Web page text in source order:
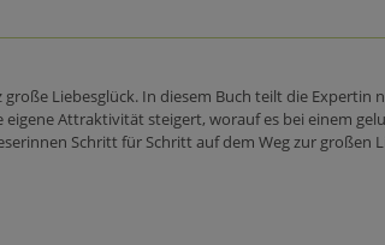
Liebesglück. In diesem Buch teilt die Expertin
Attraktivität steigert, worauf es bei einem
Schritt für Schritt auf dem Weg zur großen